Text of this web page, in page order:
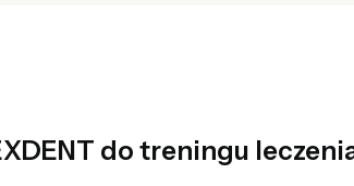
do treningu